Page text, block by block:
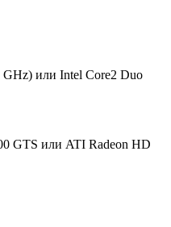
или Intel Core2 Duo
GTS или ATI Radeon HD